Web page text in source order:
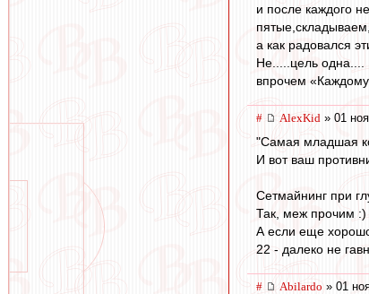
и после каждого
а как радовался
Не.....цель одна....
впрочем
# AlexKid » 01
"Самая младшая
И вот ваш
Сетмайнинг при
Так, меж прочим :)
А если еще
22 - далеко не
# Abilardo » 01